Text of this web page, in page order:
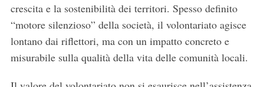
crescita e la sostenibilità dei territori. Spesso definito
“motore silenzioso” della società, il volontariato agisce
lontano dai riflettori, ma con un impatto concreto e
misurabile sulla qualità della vita delle comunità locali.